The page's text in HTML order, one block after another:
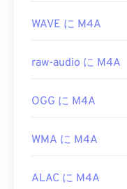
versions/windows/
初回リリース:2001
https://
WAVE に M4A
raw-audio に M4A
OGG に M4A
WMA に M4A
ALAC に M4A